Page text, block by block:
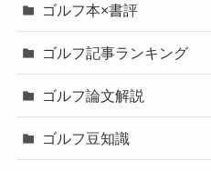
ゴルフ本×書評
ゴルフ記事ランキング
ゴルフ論文解説
ゴルフ豆知識